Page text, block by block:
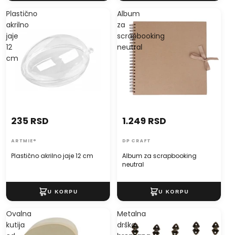
Plastično
akrilno
jaje
12
cm
Plastično akrilno jaje 12 cm
235 RSD
ARTMIE®
Album
za
scrapbooking
neutral
Album za scrapbooking
neutral
1.249 RSD
DP CRAFT
Ovalna
kutija
Metalna
drška